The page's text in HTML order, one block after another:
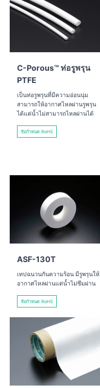
C-Porous™ ท่อรูพรุน
PTFE
เป็นท่อรูพรุนที่มีความอ่อนนุ่ม
สามารถให้อากาศไหลผ่านรูพรุน
ได้แต่น้ำไม่สามารถไหลผ่านได้
ข้อกำหนด RoHS
ASF-130T
เทปฉนวนกันความร้อน มีรูพรุนให้
อากาศไหลผ่านแต่น้ำไม่ซึมผ่าน
ข้อกำหนด RoHS